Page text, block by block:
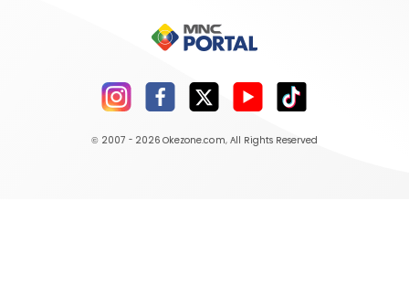
© 2007 - 2026 Okezone.com, All Rights Reserved